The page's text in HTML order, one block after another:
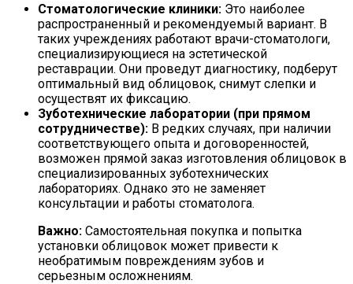
Стоматологические клиники: Это наиболее
распространенный и рекомендуемый вариант. В
таких учреждениях работают врачи-стоматологи,
специализирующиеся на эстетической
реставрации. Они проведут диагностику, подберут
оптимальный вид облицовок, снимут слепки и
осуществят их фиксацию.
Зуботехнические лаборатории (при прямом
сотрудничестве): В редких случаях, при наличии
соответствующего опыта и договоренностей,
возможен прямой заказ изготовления облицовок в
специализированных зуботехнических
лабораториях. Однако это не заменяет
консультации и работы стоматолога.
Важно: Самостоятельная покупка и попытка
установки облицовок может привести к
необратимым повреждениям зубов и
серьезным осложнениям.